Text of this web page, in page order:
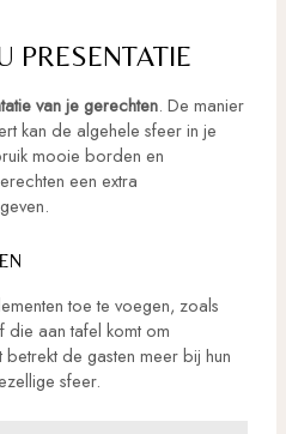
PRESENTATIE
van je gerechten. De manier
kan de algehele sfeer in je
mooie borden en
een extra
toe te voegen, zoals
die aan tafel komt om
de gasten meer bij hun
sfeer.